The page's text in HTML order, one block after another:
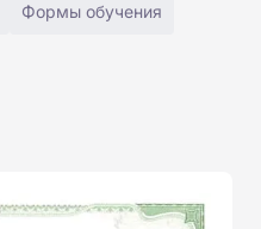
Формы обучения